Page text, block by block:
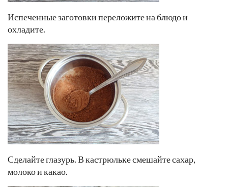
Испеченные заготовки переложите на блюдо и
охладите.
Сделайте глазурь. В кастрюльке смешайте сахар,
молоко и какао.